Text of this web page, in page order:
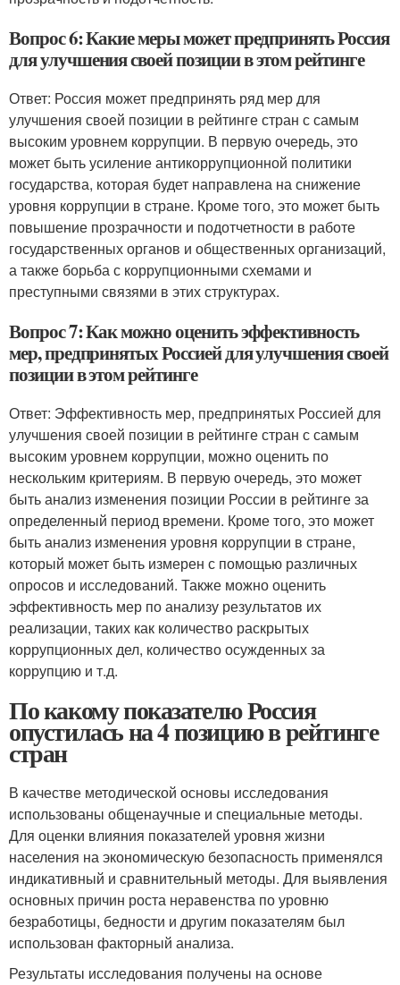
Вопрос 6: Какие меры может предпринять Россия
для улучшения своей позиции в этом рейтинге
Ответ: Россия может предпринять ряд мер для
улучшения своей позиции в рейтинге стран с самым
высоким уровнем коррупции. В первую очередь, это
может быть усиление антикоррупционной политики
государства, которая будет направлена на снижение
уровня коррупции в стране. Кроме того, это может быть
повышение прозрачности и подотчетности в работе
государственных органов и общественных организаций,
а также борьба с коррупционными схемами и
преступными связями в этих структурах.
Вопрос 7: Как можно оценить эффективность
мер, предпринятых Россией для улучшения своей
позиции в этом рейтинге
Ответ: Эффективность мер, предпринятых Россией для
улучшения своей позиции в рейтинге стран с самым
высоким уровнем коррупции, можно оценить по
нескольким критериям. В первую очередь, это может
быть анализ изменения позиции России в рейтинге за
определенный период времени. Кроме того, это может
быть анализ изменения уровня коррупции в стране,
который может быть измерен с помощью различных
опросов и исследований. Также можно оценить
эффективность мер по анализу результатов их
реализации, таких как количество раскрытых
коррупционных дел, количество осужденных за
коррупцию и т.д.
По какому показателю Россия
опустилась на 4 позицию в рейтинге
стран
В качестве методической основы исследования
использованы общенаучные и специальные методы.
Для оценки влияния показателей уровня жизни
населения на экономическую безопасность применялся
индикативный и сравнительный методы. Для выявления
основных причин роста неравенства по уровню
безработицы, бедности и другим показателям был
использован факторный анализа.
Результаты исследования получены на основе